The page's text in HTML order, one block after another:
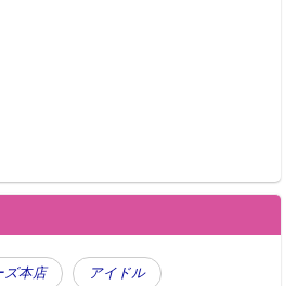
ズ本店 アイドル